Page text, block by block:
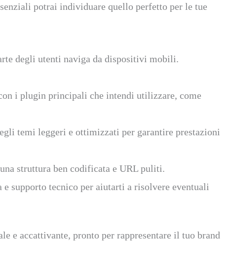
potrai individuare quello perfetto per le tue
degli utenti naviga da dispositivi mobili.
i plugin principali che intendi utilizzare, come
temi leggeri e ottimizzati per garantire prestazioni
struttura ben codificata e URL puliti.
supporto tecnico per aiutarti a risolvere eventuali
e accattivante, pronto per rappresentare il tuo brand